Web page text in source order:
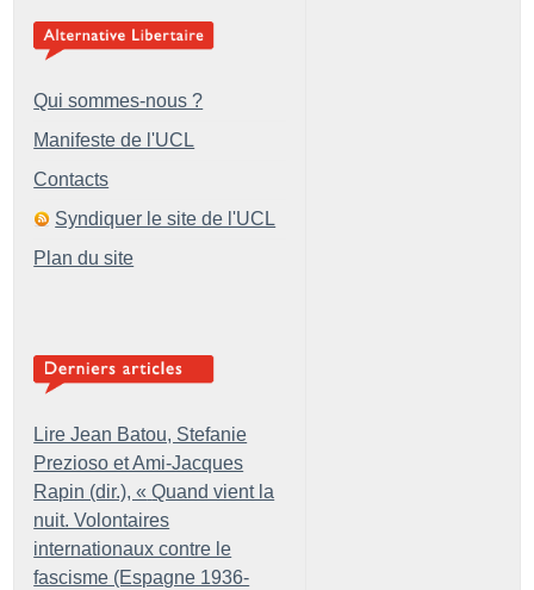
Qui sommes-nous ?
Manifeste de l'UCL
Contacts
Syndiquer le site de l'UCL
Plan du site
Lire Jean Batou, Stefanie
Prezioso et Ami-Jacques
Rapin (dir.), « Quand vient la
nuit. Volontaires
internationaux contre le
fascisme (Espagne 1936-